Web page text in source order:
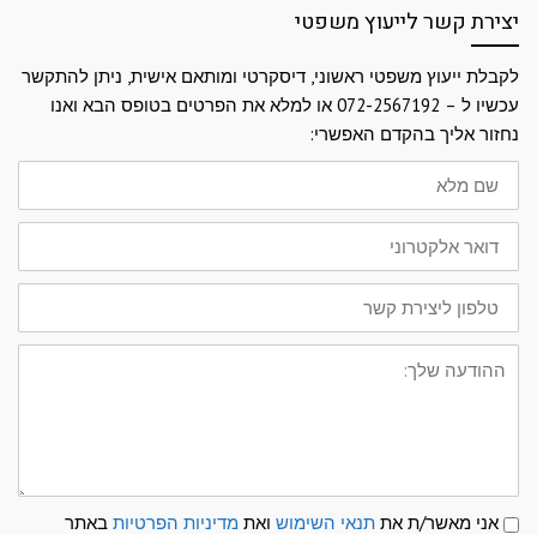
יצירת קשר לייעוץ משפטי
לקבלת ייעוץ משפטי ראשוני, דיסקרטי ומותאם אישית, ניתן להתקשר
עכשיו ל – 072-2567192 או למלא את הפרטים בטופס הבא ואנו
נחזור אליך בהקדם האפשרי:
שם
מלא
דואר
אלקטרוני
טלפון
ליצירת
קשר
ההודעה
שלך:
תנאיאני מאשר/ת את תנאי השימוש ואת מדיניות הפרטיות באתר